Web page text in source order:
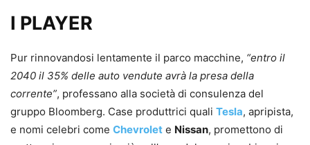
I PLAYER
Pur rinnovandosi lentamente il parco macchine, “entro il
2040 il 35% delle auto vendute avrà la presa della
corrente”, professano alla società di consulenza del
gruppo Bloomberg. Case produttrici quali Tesla, apripista,
e nomi celebri come Chevrolet e Nissan, promettono di